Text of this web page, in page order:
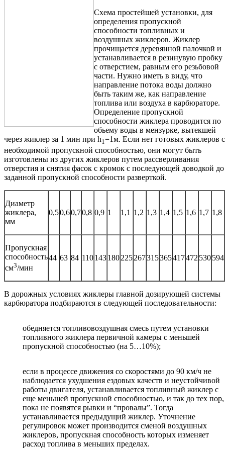
Схема простейшей установки, для
определения пропускной
способности топливных и
воздушных жиклеров. Жиклер
прочищается деревянной палочкой и
устанавливается в резинувую пробку
с отверстием, равным его резьбовой
части. Нужно иметь в виду, что
направление потока воды должно
быть таким же, как направление
топлива или воздуха в карбюраторе.
Определение пропускной
способности жиклера проводится по
обьему воды в мензурке, вытекшей
через жиклер за 1 мин при h1=1м. Если нет готовых жиклеров с
необходимой пропускной способностью, они могут быть
изготовлены из других жиклеров путем рассверливания
отверстия и снятия фасок с кромок с последующей доводкой до
заданной пропускной способности разверткой.
Диаметр
жиклера,
мм
0,50,60,70,8 0,9 1 1,1 1,2 1,3 1,4 1,5 1,6 1,7 1,8
Пропускная
способность
см3/мин
44 63 84 110143180225267315365417472 530594
В дорожных условиях жиклеры главной дозирующей системы
карбюратора подбираются в следующей последовательности:
обедняется топливовоздушная смесь путем установки
топливного жиклера первичной камеры с меньшей
пропускной способностью (на 5…10%);
если в процессе движения со скоростями до 90 км/ч не
наблюдается ухудшения ездовых качеств и неустойчивой
работы двигателя, устанавливается топливный жиклер с
еще меньшей пропускной способностью, и так до тех пор,
пока не появятся рывки и “провалы”. Тогда
устанавливается предыдущий жиклер. Уточнение
регулировок может производится сменой воздушных
жиклеров, пропускная способность которых изменяет
расход топлива в меньших пределах.